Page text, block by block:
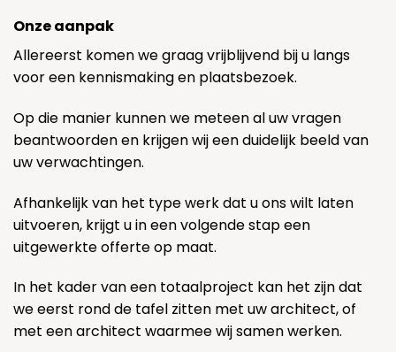
Onze aanpak
Allereerst komen we graag vrijblijvend bij u langs
voor een kennismaking en plaatsbezoek.
Op die manier kunnen we meteen al uw vragen
beantwoorden en krijgen wij een duidelijk beeld van
uw verwachtingen.
Afhankelijk van het type werk dat u ons wilt laten
uitvoeren, krijgt u in een volgende stap een
uitgewerkte offerte op maat.
In het kader van een totaalproject kan het zijn dat
we eerst rond de tafel zitten met uw architect, of
met een architect waarmee wij samen werken.